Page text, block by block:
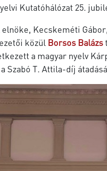
Kutatóhálózat 25.
Kecskeméti
közül Borsos Balázs
a magyar nyelv
Szabó T. Attila-díj